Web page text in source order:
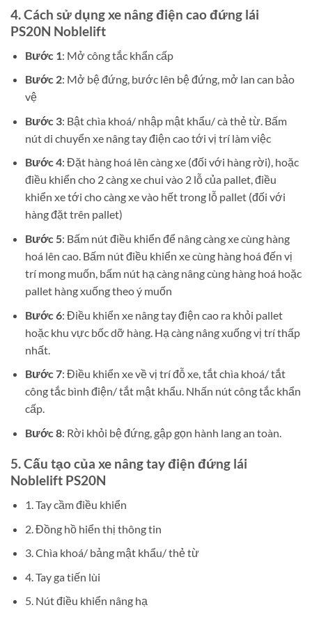
4. Cách sử dụng xe nâng điện cao đứng lái
PS20N Noblelift
Bước 1: Mở công tắc khẩn cấp
Bước 2: Mở bệ đứng, bước lên bệ đứng, mở lan can bảo
vệ
Bước 3: Bật chìa khoá/ nhập mật khẩu/ cà thẻ từ. Bấm
nút di chuyển xe nâng tay điện cao tới vị trí làm việc
Bước 4: Đặt hàng hoá lên càng xe (đối với hàng rời), hoặc
điều khiển cho 2 càng xe chui vào 2 lỗ của pallet, điều
khiển xe tới cho càng xe vào hết trong lỗ pallet (đối với
hàng đặt trên pallet)
Bước 5: Bấm nút điều khiển để nâng càng xe cùng hàng
hoá lên cao. Bấm nút điều khiển xe cùng hàng hoá đến vị
trí mong muốn, bấm nút hạ càng nâng cùng hàng hoá hoặc
pallet hàng xuống theo ý muốn
Bước 6: Điều khiển xe nâng tay điện cao ra khỏi pallet
hoặc khu vực bốc dỡ hàng. Hạ càng nâng xuống vị trí thấp
nhất.
Bước 7: Điều khiển xe về vị trí đỗ xe, tắt chìa khoá/ tắt
công tắc bình điện/ tắt mật khẩu. Nhấn nút công tắc khẩn
cấp.
Bước 8: Rời khỏi bệ đứng, gập gọn hành lang an toàn.
5. Cấu tạo của xe nâng tay điện đứng lái
Noblelift PS20N
1. Tay cầm điều khiển
2. Đồng hồ hiển thị thông tin
3. Chìa khoá/ bảng mật khẩu/ thẻ từ
4. Tay ga tiến lùi
5. Nút điều khiển nâng hạ